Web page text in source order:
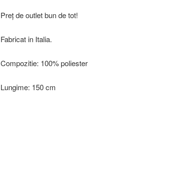
Preț de outlet bun de tot!
Fabricat in Italia.
Compozitie: 100% poliester
Lungime: 150 cm